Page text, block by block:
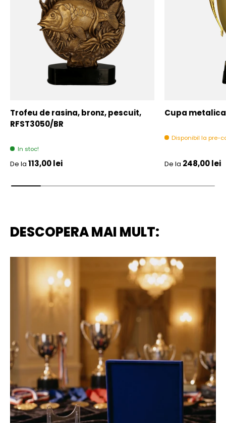
Trofeu de rasina, bronz, pescuit,
RFST3050/BR
In stoc!
Pret initial
De la 113,00 lei
Cupa
Disponibil la pre-
Pret initial
De la 248,00 lei
DESCOPERA MAI MULT: